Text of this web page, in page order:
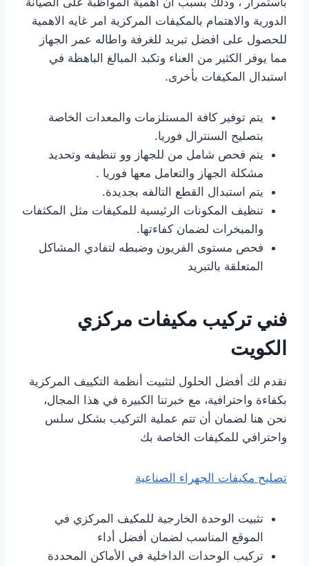
الدورية والاهتمام بالمكيفات المركزية امر غايه الاهمية
للحصول على افضل تبريد للغرفة واطاله عمر الجهاز
مما يوفر الكثير من العناء وتكبد المبالغ الباهظة في
استبدال المكيفات بأخرى.
يتم توفير كافة المستلزمات والمعدات الخاصة
بتصليح السنترال فوريا.
يتم فحص شامل من للجهاز وو تنظيفه وتحديد
مشكلة الجهاز والتعامل معها فوريا .
يتم استبدال القطع التالفه بجديدة.
تنظيف المكونات الرئيسية للمكيفات مثل المكثفات
والمبخرات لضمان كفاءتها.
فحص مستوى الفريون وضبطه لتفادي المشاكل
المتعلقة بالتبريد
فني تركيب مكيفات مركزي
الكويت
نقدم لك أفضل الحلول لتثبيت أنظمة التكييف المركزية
بكفاءة واحترافية، مع خبرتنا الكبيرة في هذا المجال،
نحن هنا لضمان أن تتم عملية التركيب بشكل سلس
واحترافي للمكيفات الخاصة بك
تصليح مكيفات الجهراء الصناعية
تثبيت الوحدة الخارجية للمكيف المركزي في
الموقع المناسب لضمان أفضل أداء
تركيب الوحدات الداخلية في الأماكن المحددة